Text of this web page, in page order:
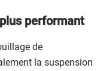
performant
de
la suspension